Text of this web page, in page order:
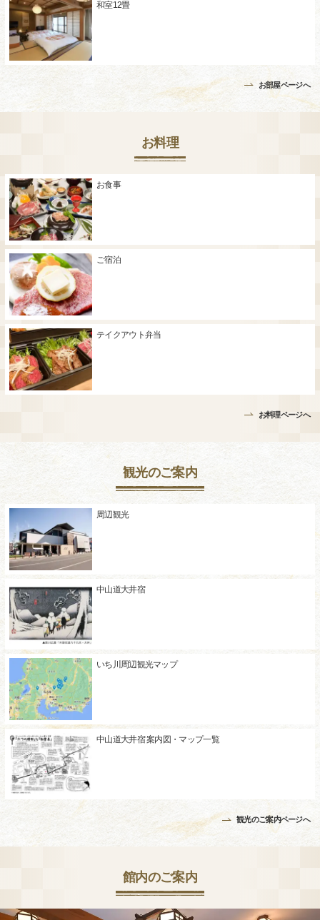
和室12畳
お部屋ページへ
お料理
お食事
ご宿泊
テイクアウト弁当
お料理ページへ
観光のご案内
周辺観光
中山道大井宿
いち川周辺観光マップ
中山道大井宿 案内図・マップ一覧
観光のご案内ページへ
館内のご案内